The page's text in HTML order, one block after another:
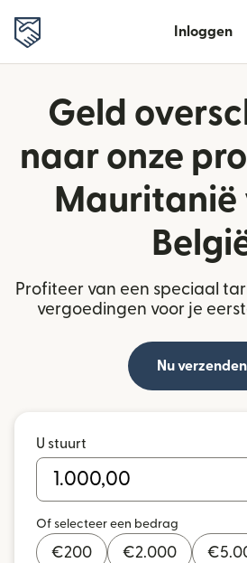
Inloggen
Geld
naar onze
Profiteer van een speciaal
vergoedingen voor je
Nu verzenden
U stuurt
Of selecteer een bedrag
€200 €2.000 €